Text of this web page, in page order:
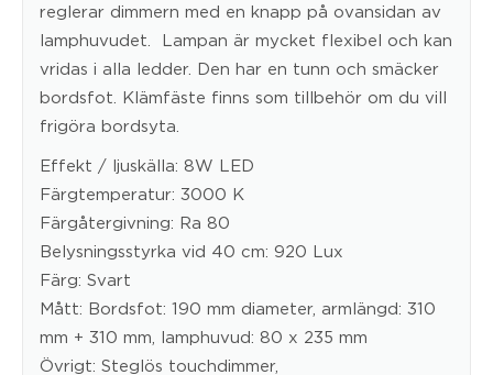
reglerar dimmern med en knapp på ovansidan av
lamphuvudet. Lampan är mycket flexibel och kan
vridas i alla ledder. Den har en tunn och smäcker
bordsfot. Klämfäste finns som tillbehör om du vill
frigöra bordsyta.
Effekt / ljuskälla: 8W LED
Färgtemperatur: 3000 K
Färgåtergivning: Ra 80
Belysningsstyrka vid 40 cm: 920 Lux
Färg: Svart
Mått: Bordsfot: 190 mm diameter, armlängd: 310
mm + 310 mm, lamphuvud: 80 x 235 mm
Övrigt: Steglös touchdimmer,